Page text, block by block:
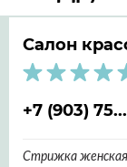
Салон
+7 (903) 75...
Стрижка женская